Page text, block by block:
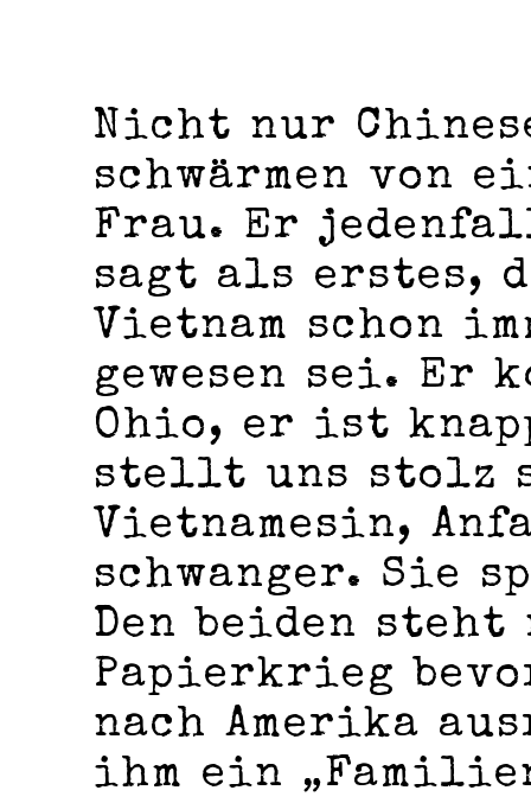
Nicht nur
schwärmen von
Frau. Er
sagt als erstes,
Vietnam schon
gewesen sei. Er
Ohio, er ist
stellt uns stolz
Vietnamesin,
schwanger. Sie
Den beiden
Papierkrieg
nach Amerika
ihm ein